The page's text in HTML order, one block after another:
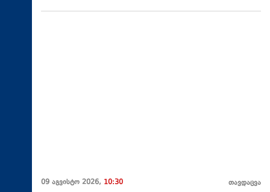
09 აგვისტო 2026, 10:30 თავდაცვა